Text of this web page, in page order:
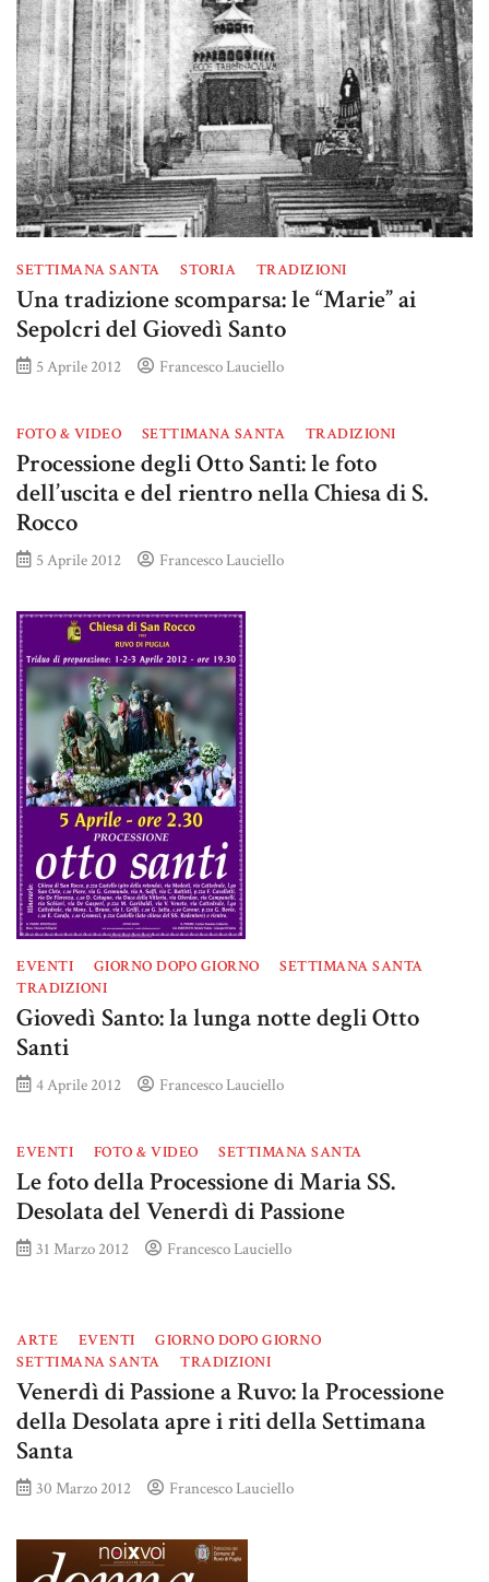
SETTIMANA SANTA STORIA TRADIZIONI
Una tradizione scomparsa: le “Marie” ai
Sepolcri del Giovedì Santo
5 Aprile 2012 Francesco Lauciello
FOTO & VIDEO SETTIMANA SANTA TRADIZIONI
Processione degli Otto Santi: le foto
dell’uscita e del rientro nella Chiesa di S.
Rocco
5 Aprile 2012 Francesco Lauciello
EVENTI GIORNO DOPO GIORNO
SETTIMANA SANTA
TRADIZIONI
Giovedì Santo: la lunga notte degli Otto
Santi
4 Aprile 2012 Francesco Lauciello
EVENTI FOTO & VIDEO SETTIMANA SANTA
Le foto della Processione di Maria SS.
Desolata del Venerdì di Passione
31 Marzo 2012 Francesco Lauciello
ARTE EVENTI
GIORNO DOPO GIORNO
SETTIMANA SANTA
TRADIZIONI
Venerdì di Passione a Ruvo: la Processione
della Desolata apre i riti della Settimana
Santa
30 Marzo 2012 Francesco Lauciello